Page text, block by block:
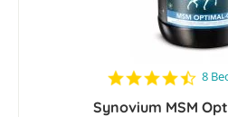
4.5
8
Synovium MSM